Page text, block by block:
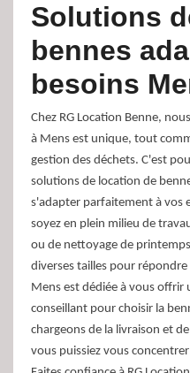
Solutions
bennes
besoins
Chez RG Location Benne,
à Mens est unique, tout
gestion des déchets. C'est
solutions de location de
s'adapter parfaitement à vos
soyez en plein milieu de
ou de nettoyage de
diverses tailles pour
Mens est dédiée à vous offrir
conseillant pour choisir la
chargeons de la livraison et
vous puissiez vous